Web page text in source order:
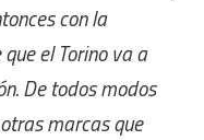
con la
el Torino va a
De todos modos
marcas que